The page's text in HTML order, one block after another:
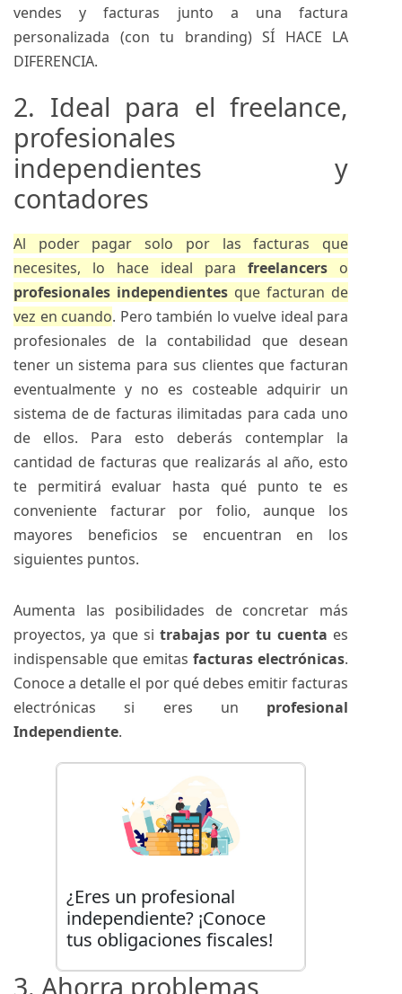
vendes y facturas junto a una factura
personalizada (con tu branding) SÍ HACE LA
DIFERENCIA.
2. Ideal para el freelance,
profesionales
independientes y
contadores
Al poder pagar solo por las facturas que
necesites, lo hace ideal para freelancers o
profesionales independientes que facturan de
vez en cuando. Pero también lo vuelve ideal para
profesionales de la contabilidad que desean
tener un sistema para sus clientes que facturan
eventualmente y no es costeable adquirir un
sistema de de facturas ilimitadas para cada uno
de ellos. Para esto deberás contemplar la
cantidad de facturas que realizarás al año, esto
te permitirá evaluar hasta qué punto te es
conveniente facturar por folio, aunque los
mayores beneficios se encuentran en los
siguientes puntos.
Aumenta las posibilidades de concretar más
proyectos, ya que si trabajas por tu cuenta es
indispensable que emitas facturas electrónicas.
Conoce a detalle el por qué debes emitir facturas
electrónicas si eres un profesional
Independiente.
¿Eres un profesional
independiente? ¡Conoce
tus obligaciones fiscales!
3. Ahorra problemas